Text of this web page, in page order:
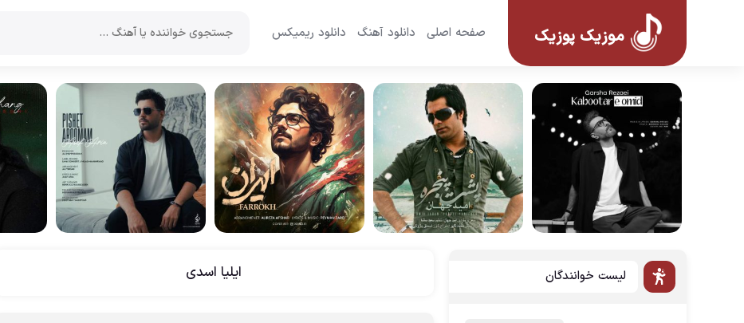
موزیک پوزیک صفحه اصلی دانلود آهنگ دانلود ریمیکس
ایلیا اسدی لیست خوانندگان